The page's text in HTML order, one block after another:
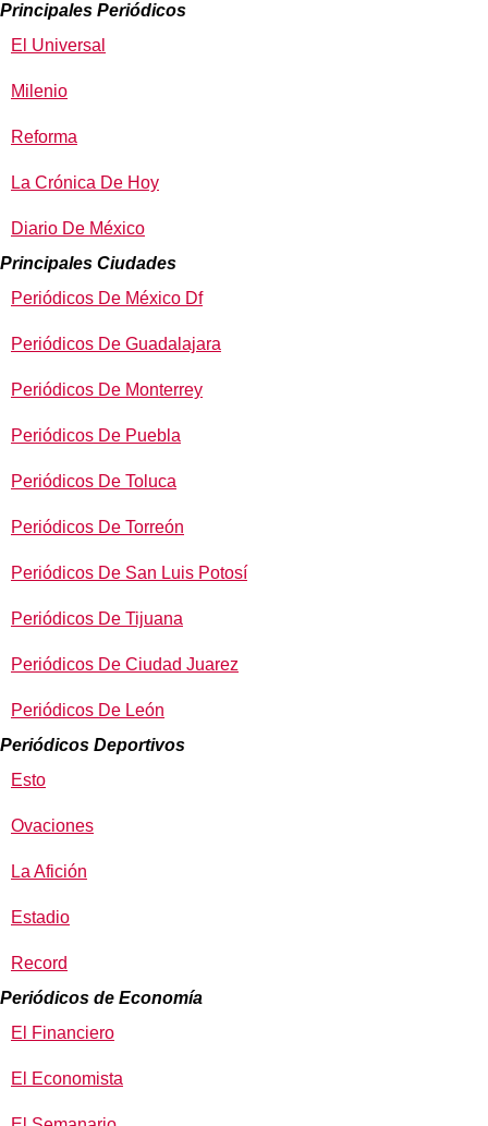
Principales Periódicos
El Universal
Milenio
Reforma
La Crónica De Hoy
Diario De México
Principales Ciudades
Periódicos De México Df
Periódicos De Guadalajara
Periódicos De Monterrey
Periódicos De Puebla
Periódicos De Toluca
Periódicos De Torreón
Periódicos De San Luis Potosí
Periódicos De Tijuana
Periódicos De Ciudad Juarez
Periódicos De León
Periódicos Deportivos
Esto
Ovaciones
La Afición
Estadio
Record
Periódicos de Economía
El Financiero
El Economista